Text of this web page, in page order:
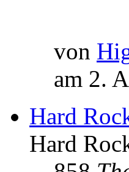
von
am 2.
Hard
Hard